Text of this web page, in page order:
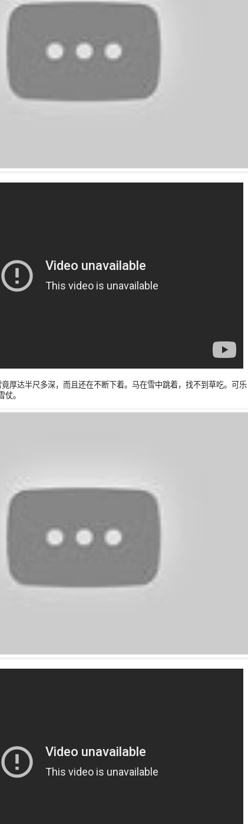
厚达半尺多深，而且还在不断下着。马在雪中跳着，找不到草吃。可乐
仗。